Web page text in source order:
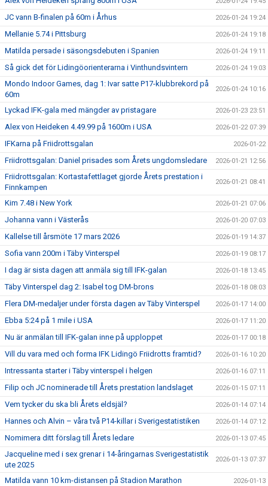
JC vann B-finalen på 60m i Århus 2026-01-24 19:24
Mellanie 5.74 i Pittsburg 2026-01-24 19:18
Matilda persade i säsongsdebuten i Spanien 2026-01-24 19:11
Så gick det för Lidingöorienterarna i Vinthundsvintern 2026-01-24 19:03
Mondo Indoor Games, dag 1: Ivar satte P17-klubbrekord på
60m
2026-01-24 10:16
Lyckad IFK-gala med mängder av pristagare 2026-01-23 23:51
Alex von Heideken 4.49.99 på 1600m i USA 2026-01-22 07:39
IFKarna på Friidrottsgalan 2026-01-22
Friidrottsgalan: Daniel prisades som Årets ungdomsledare 2026-01-21 12:56
Friidrottsgalan: Kortastafettlaget gjorde Årets prestation i
Finnkampen
2026-01-21 08:41
Kim 7.48 i New York 2026-01-21 07:06
Johanna vann i Västerås 2026-01-20 07:03
Kallelse till årsmöte 17 mars 2026 2026-01-19 14:37
Sofia vann 200m i Täby Vinterspel 2026-01-19 08:17
I dag är sista dagen att anmäla sig till IFK-galan 2026-01-18 13:45
Täby Vinterspel dag 2: Isabel tog DM-brons 2026-01-18 08:03
Flera DM-medaljer under första dagen av Täby Vinterspel 2026-01-17 14:00
Ebba 5:24 på 1 mile i USA 2026-01-17 11:20
Nu är anmälan till IFK-galan inne på upploppet 2026-01-17 00:18
Vill du vara med och forma IFK Lidingö Friidrotts framtid? 2026-01-16 10:20
Intressanta starter i Täby vinterspel i helgen 2026-01-16 07:11
Filip och JC nominerade till Årets prestation landslaget 2026-01-15 07:11
Vem tycker du ska bli Årets eldsjäl? 2026-01-14 07:14
Hannes och Alvin – våra två P14-killar i Sverigestatistiken 2026-01-14 07:12
Nomimera ditt förslag till Årets ledare 2026-01-13 07:45
Jacqueline med i sex grenar i 14-åringarnas Sverigestatistik
ute 2025
2026-01-13 07:37
Matilda vann 10 km-distansen på Stadion Marathon 2026-01-13